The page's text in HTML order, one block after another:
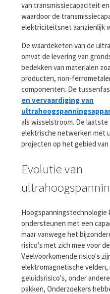
van transmissiecapaciteit
waardoor de
elektriciteitsnet aanzienlijk
De waardeketen van de
omvat de levering van
bedekken van materialen
producten, non-
componenten. De
en vervaardiging van
als wisselstroom. De laatste
elektrische netwerken met
projecten op het gebied
Evolutie van
ondersteunen met een
maar vanwege het
risico's met zich mee voor
Veelvoorkomende risico's
elektromagnetische
geluidsrisico's, onder
pakken, Onderzoekers